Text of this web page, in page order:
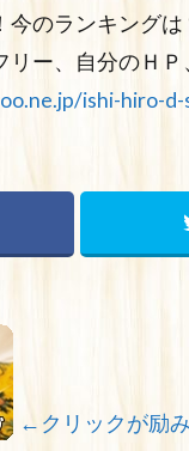
のランキングは
ー、自分のＨＰ
ishi-hiro-
←クリックが励